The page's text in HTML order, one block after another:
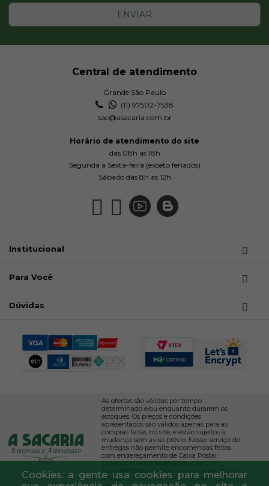
Cookies: a gente usa cookies para melhorar
ENVIAR
Central de atendimento
Grande São Paulo
(11) 97502-7538
sac@asacaria.com.br
Horário de atendimento do site
das 08h às 18h
Segunda a Sexta-feira (exceto feriados)
Sábado das 8h às 12h
Institucional
Para Você
Dúvidas
As ofertas são válidas por tempo
determinado e/ou enquanto durarem os
estoques. Os preços e condições
apresentados são válidos apenas para as
compras feitas no site, e estão sujeitos à
mudança sem aviso prévio. Nosso serviço de
entregas não permite encomendas feitas
com endereçamento de Caixa Postal.
Todos os direitos reservados- CNPJ nº
146478900006/47 - Rua Doutor César, 364 - 2º
Andar - Santana - CEP 02013-001 - São Paulo,